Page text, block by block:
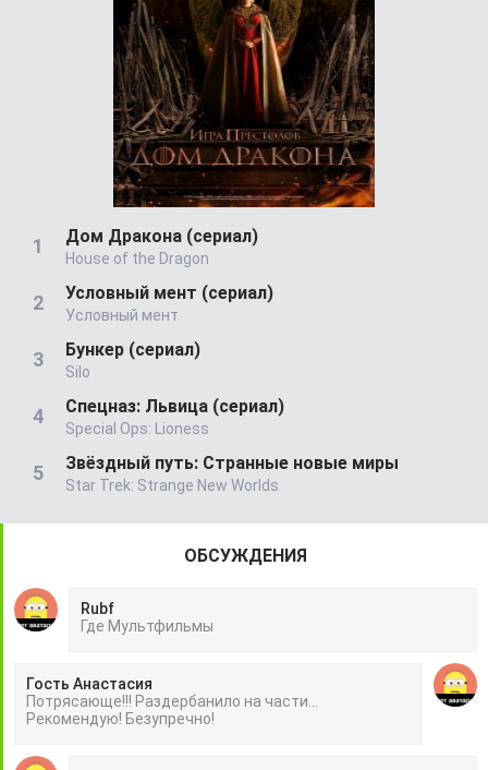
Дом Дракона (сериал)
House of the Dragon
Условный мент (сериал)
Условный мент
Бункер (сериал)
Silo
Спецназ: Львица (сериал)
Special Ops: Lioness
Звёздный путь: Странные новые миры
Star Trek: Strange New Worlds
ОБСУЖДЕНИЯ
Rubf
Гдe Mультфильмы
Гость Анастасия
Потрясающе!!! Раздербанило на части...
Рекомендую! Безупречно!